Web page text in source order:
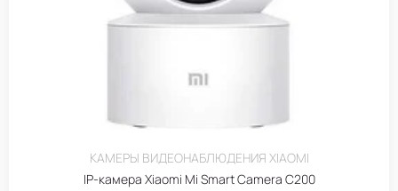
КАМЕРЫ ВИДЕОНАБЛЮДЕНИЯ XIAOMI
IP-камера Xiaomi Mi Smart Camera C200